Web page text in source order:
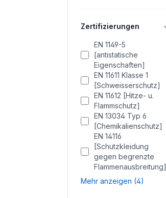
Zertifizierungen
EN 1149-5
[antistatische
Eigenschaften]
EN 11611 Klasse 1
[Schweisserschutz]
EN 11612 [Hitze- u.
Flammschutz]
EN 13034 Typ 6
[Chemikalienschutz]
EN 14116
[Schutzkleidung
gegen begrenzte
Flammenausbreitung]
Mehr anzeigen (4)